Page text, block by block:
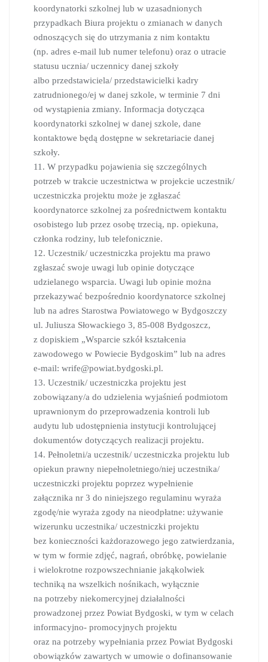
koordynatorki szkolnej lub w uzasadnionych
przypadkach Biura projektu o zmianach w danych
odnoszących się do utrzymania z nim kontaktu
(np. adres e-mail lub numer telefonu) oraz o utracie
statusu ucznia/ uczennicy danej szkoły
albo przedstawiciela/ przedstawicielki kadry
zatrudnionego/ej w danej szkole, w terminie 7 dni
od wystąpienia zmiany. Informacja dotycząca
koordynatorki szkolnej w danej szkole, dane
kontaktowe będą dostępne w sekretariacie danej
szkoły.
11. W przypadku pojawienia się szczególnych
potrzeb w trakcie uczestnictwa w projekcie uczestnik/
uczestniczka projektu może je zgłaszać
koordynatorce szkolnej za pośrednictwem kontaktu
osobistego lub przez osobę trzecią, np. opiekuna,
członka rodziny, lub telefonicznie.
12. Uczestnik/ uczestniczka projektu ma prawo
zgłaszać swoje uwagi lub opinie dotyczące
udzielanego wsparcia. Uwagi lub opinie można
przekazywać bezpośrednio koordynatorce szkolnej
lub na adres Starostwa Powiatowego w Bydgoszczy
ul. Juliusza Słowackiego 3, 85-008 Bydgoszcz,
z dopiskiem „Wsparcie szkół kształcenia
zawodowego w Powiecie Bydgoskim” lub na adres
e-mail: wrife@powiat.bydgoski.pl.
13. Uczestnik/ uczestniczka projektu jest
zobowiązany/a do udzielenia wyjaśnień podmiotom
uprawnionym do przeprowadzenia kontroli lub
audytu lub udostępnienia instytucji kontrolującej
dokumentów dotyczących realizacji projektu.
14. Pełnoletni/a uczestnik/ uczestniczka projektu lub
opiekun prawny niepełnoletniego/niej uczestnika/
uczestniczki projektu poprzez wypełnienie
załącznika nr 3 do niniejszego regulaminu wyraża
zgodę/nie wyraża zgody na nieodpłatne: używanie
wizerunku uczestnika/ uczestniczki projektu
bez konieczności każdorazowego jego zatwierdzania,
w tym w formie zdjęć, nagrań, obróbkę, powielanie
i wielokrotne rozpowszechnianie jakąkolwiek
techniką na wszelkich nośnikach, wyłącznie
na potrzeby niekomercyjnej działalności
prowadzonej przez Powiat Bydgoski, w tym w celach
informacyjno- promocyjnych projektu
oraz na potrzeby wypełniania przez Powiat Bydgoski
obowiązków zawartych w umowie o dofinansowanie